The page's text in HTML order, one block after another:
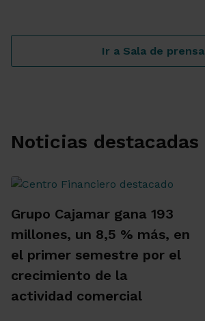
Ir a Sala de prensa
Noticias destacadas
Grupo Cajamar gana 193
millones, un 8,5 % más, en
el primer semestre por el
crecimiento de la
actividad comercial